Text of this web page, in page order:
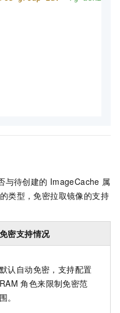
与待创建的 ImageCache 属
类型，免密拉取镜像的支持
免密支持情况
默认自动免密，支持配置
RAM 角色来限制免密范
围。